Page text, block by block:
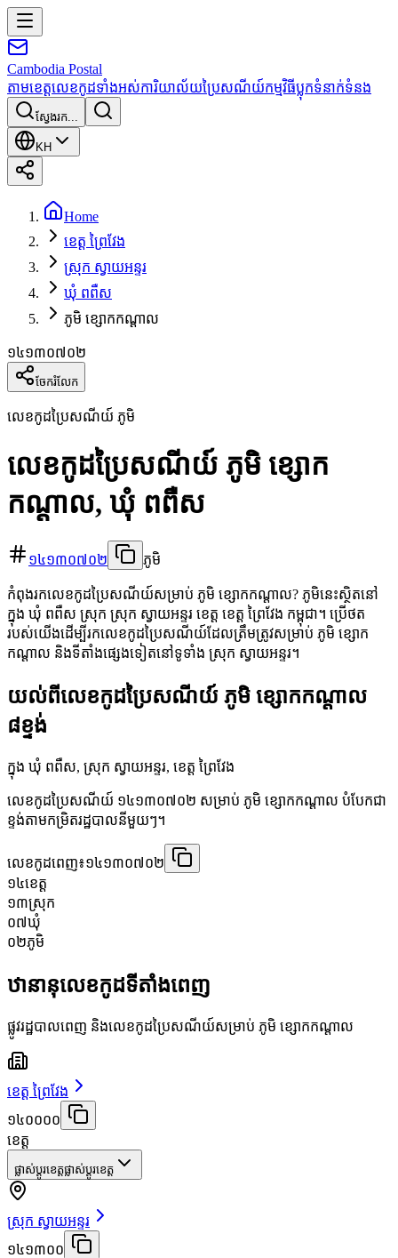
Cambodia Postal
តាមខេត្តលេខកូដទាំងអស់ការិយាល័យប្រៃសណីយ៍កម្មវិធីប្លុកទំនាក់ទំនង
ស្វែងរក...
KH
Home
ខេត្ត ព្រៃវែង
ស្រុក ស្វាយអន្ទរ
ឃុំ ពពឺស
ភូមិ ខ្សោកកណ្ដាល
១៤១៣០៧០២
ចែករំលែក
លេខកូដប្រៃសណីយ៍ ភូមិ
លេខកូដប្រៃសណីយ៍ ភូមិ ខ្សោក
កណ្ដាល, ឃុំ ពពឺស
១៤១៣០៧០២ ភូមិ
កំពុងរកលេខកូដប្រៃសណីយ៍សម្រាប់ ភូមិ ខ្សោកកណ្ដាល? ភូមិនេះស្ថិតនៅ
ក្នុង ឃុំ ពពឺស ស្រុក ស្រុក ស្វាយអន្ទរ ខេត្ត ខេត្ត ព្រៃវែង កម្ពុជា។ ប្រើថត
របស់យើងដើម្បីរកលេខកូដប្រៃសណីយ៍ដែលត្រឹមត្រូវសម្រាប់ ភូមិ ខ្សោក
កណ្ដាល និងទីតាំងផ្សេងទៀតនៅទូទាំង ស្រុក ស្វាយអន្ទរ។
យល់ពីលេខកូដប្រៃសណីយ៍ ភូមិ ខ្សោកកណ្ដាល
៨ខ្ទង់
ក្នុង ឃុំ ពពឺស, ស្រុក ស្វាយអន្ទរ, ខេត្ត ព្រៃវែង
លេខកូដប្រៃសណីយ៍ ១៤១៣០៧០២ សម្រាប់ ភូមិ ខ្សោកកណ្ដាល បំបែកជា
ខ្ទង់តាមកម្រិតរដ្ឋបាលនីមួយៗ។
លេខកូដពេញ៖១៤១៣០៧០២
១៤ខេត្ត
១៣ស្រុក
០៧ឃុំ
០២ភូមិ
ឋានានុលេខកូដទីតាំងពេញ
ផ្លូវរដ្ឋបាលពេញ និងលេខកូដប្រៃសណីយ៍សម្រាប់ ភូមិ ខ្សោកកណ្ដាល
ខេត្ត ព្រៃវែង
១៤០០០០
ខេត្ត
ផ្លាស់ប្តូរខេត្តផ្លាស់ប្តូរខេត្ត
ស្រុក ស្វាយអន្ទរ
១៤១៣០០